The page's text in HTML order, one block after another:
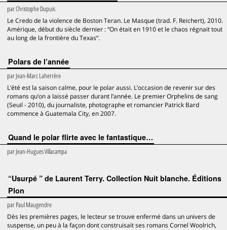
parChristophe Dupuis
Le Credo de la violence de Boston Teran. Le Masque (trad. F. Reichert), 2010.
Amérique, début du siècle dernier : “On était en 1910 et le chaos régnait tout
au long de la frontière du Texas“.
Polars de l’année
parJean-Marc Laherrère
L’été est la saison calme, pour le polar aussi. L’occasion de revenir sur des
romans qu’on a laissé passer durant l’année. Le premier Orphelins de sang
(Seuil - 2010), du journaliste, photographe et romancier Patrick Bard
commence à Guatemala City, en 2007.
Quand le polar flirte avec le fantastique…
parJean-Hugues Villacampa
“Usurpé ” de Laurent Terry. Collection Nuit blanche. Éditions
Plon
parPaul Maugendre
Dès les premières pages, le lecteur se trouve enfermé dans un univers de
suspense, un peu à la façon dont construisait ses romans Cornel Woolrich,